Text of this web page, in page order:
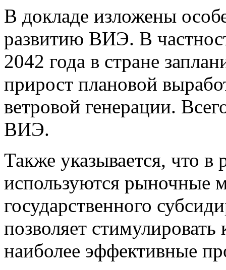
В докладе изложены
развитию ВИЭ. В
2042 года в стране
прирост плановой
ветровой генерации.
ВИЭ.
Также указывается, что в
используются рыночные
государственного
позволяет
наиболее эффективные